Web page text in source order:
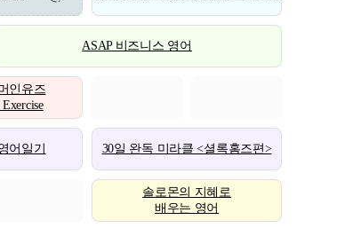
ASAP 비즈니스 영어
인유즈
어일기 30일 완독 미라클 <셜록홈즈편>
솔로몬의 지혜로
배우는 영어